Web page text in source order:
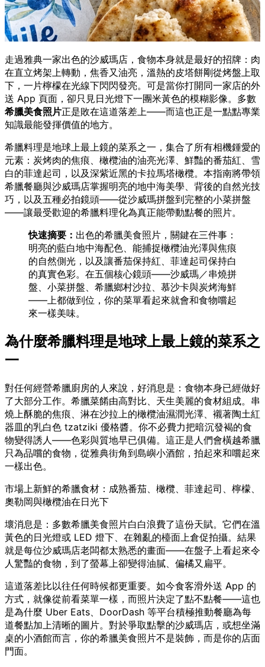
走過雅典一家出色的沙威瑪店，食物本身就是最好的招牌：肉
在直立烤架上轉動，焦香又油亮，溫熱的皮塔餅剛從烤盤上取
下，一片檸檬在光線下閃閃發亮。可是當你打開同一家店的外
送 App 頁面，卻只見日光燈下一團米黃色的模糊影像。多數
希臘美食照片正是敗在這道落差上——而這也正是一點點專業
知識最能發揮價值的地方。
希臘料理是地球上最上鏡的菜系之一，集合了所有相機鍾愛的
元素：炭烤肉的焦痕、橄欖油的油亮光澤、鮮豔的番茄紅、雪
白的菲達起司，以及深紫近黑的卡拉馬塔橄欖。本指南將帶領
希臘餐廳與沙威瑪店掌握明亮的地中海美學、背後的自然光技
巧，以及五種必拍鏡頭——從沙威瑪拼盤到完整的小菜拼盤
——讓最受歡迎的希臘料理化為真正能帶動點餐的照片。
快速摘要： 出色的希臘美食照片，關鍵在三件事：
明亮的藍白地中海配色、能捕捉橄欖油光澤與焦痕
的自然側光，以及讓番茄保持紅、菲達起司保持白
的真實色彩。在五個核心鏡頭——沙威瑪／串燒拼
盤、小菜拼盤、希臘鄉村沙拉、慕沙卡與炭烤海鮮
——上都做到位，你的菜單看起來就會和食物嚐起
來一樣美味。
為什麼希臘料理是地球上最上鏡的菜系之
一
對任何經營希臘廚房的人來說，好消息是：食物本身已經做好
了大部分工作。希臘菜餚由高對比、天生美麗的食材組成。串
燒上酥脆的焦痕、淋在沙拉上的橄欖油濕潤光澤、襯著陶土紅
器皿的乳白色 tzatziki 優格醬。你不必費力把暗沉發褐的食
物變得誘人——色彩與質地早已俱備。這正是人們會橫越希臘
只為品嚐的食物，從雅典街角到島嶼小酒館，拍起來和嚐起來
一樣出色。
市場上新鮮的希臘食材：成熟番茄、橄欖、菲達起司、檸檬、
奧勒岡與橄欖油在日光下
壞消息是：多數希臘美食照片白白浪費了這份天賦。它們在溫
黃色的日光燈或 LED 燈下、在雜亂的檯面上倉促拍攝。結果
就是每位沙威瑪店老闆都太熟悉的畫面——在盤子上看起來令
人驚豔的食物，到了螢幕上卻變得油膩、偏橘又扁平。
這道落差比以往任何時候都更重要。如今食客滑外送 App 的
方式，就像從前看菜單一樣，而照片決定了點不點餐——這也
是為什麼 Uber Eats、DoorDash 等平台積極推動餐廳為每
道餐點加上清晰的圖片。對於爭取點擊的沙威瑪店，或想坐滿
桌的小酒館而言，你的希臘美食照片不是裝飾，而是你的店面
門面。